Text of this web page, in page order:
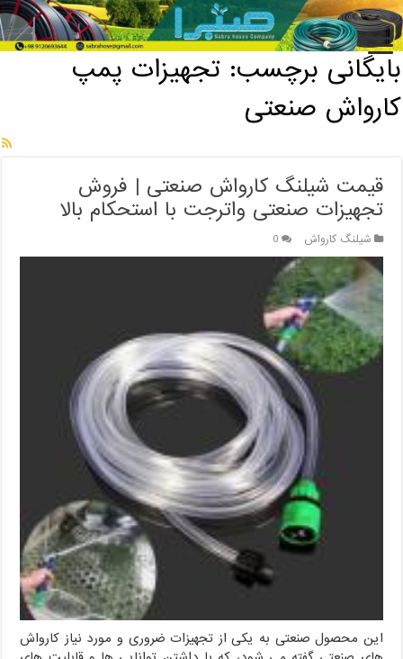
خانه / بایگانی برچسب: تجهیزات پمپ کارواش صنعتی
بایگانی برچسب:تجهیزات پمپ
کارواش صنعتی
قیمت شیلنگ کارواش صنعتی | فروش
تجهیزات صنعتی واترجت با استحکام بالا
شیلنگ کارواش 0
این محصول صنعتی به یکی از تجهیزات ضروری و مورد نیاز کارواش